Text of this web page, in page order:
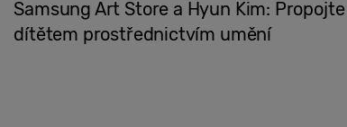
Samsung Art Store a Hyun Kim:
dítětem prostřednictvím umění